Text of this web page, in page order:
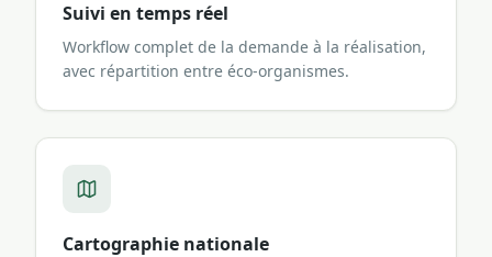
Suivi en temps réel
Workflow complet de la demande à la réalisation,
avec répartition entre éco-organismes.
Cartographie nationale